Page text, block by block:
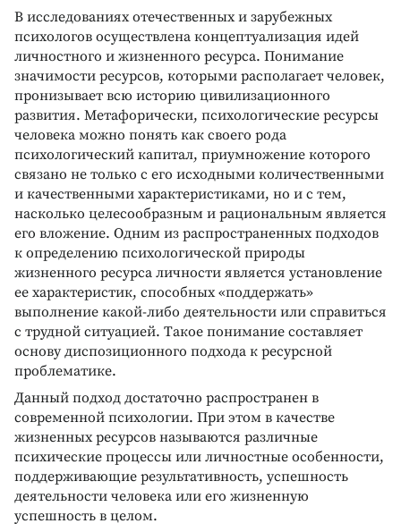
B исследованиях отечественных и зарубежных
психологов осуществлена концептуализация идей
личностного и жизненного ресурса. Понимание
значимости ресурсов, которыми располагает человек,
пронизывает всю историю цивилизационного
развития. Метафорически, психологические ресурсы
человека можно понять как своего рода
психологический капитал, приумножение которого
связано не только с его исходными количественными
и качественными характеристиками, но и с тем,
насколько целесообразным и рациональным является
его вложение. Одним из распространенных подходов
к определению психологической природы
жизненного ресурса личности является установление
ее характеристик, способных «поддержать»
выполнение какой-либо деятельности или справиться
с трудной ситуацией. Tакое понимание составляет
основу диспозиционного подхода к ресурсной
проблематике.
Данный подход достаточно распространен в
современной психологии. При этом в качестве
жизненных ресурсов называются различные
психические процессы или личностные особенности,
поддерживающие результативность, успешность
деятельности человека или его жизненную
успешность в целом.